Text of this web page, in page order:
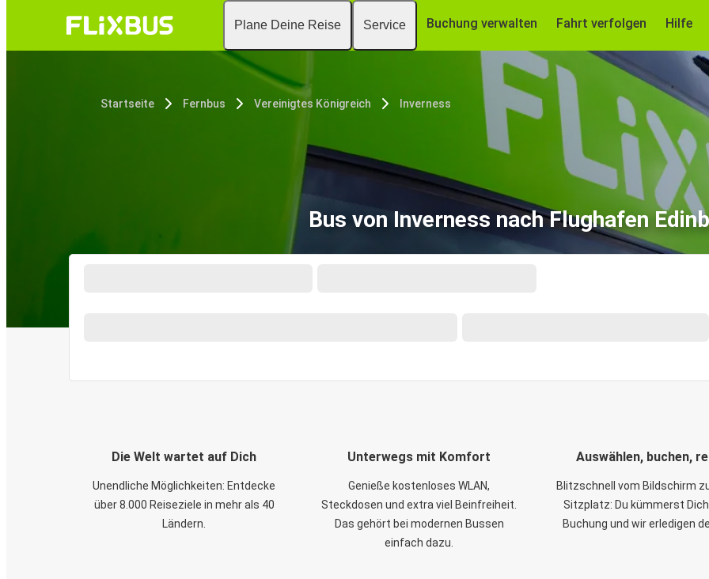
Plane Deine Reise Service Buchung verwalten Fahrt verfolgen Hilfe
Startseite Fernbus Vereinigtes Königreich Inverness
Bus von Inverness nach Flughafen
Die Welt wartet auf Dich
Unendliche Möglichkeiten: Entdecke
über 8.000 Reiseziele in mehr als 40
Ländern.
Unterwegs mit Komfort
Genieße kostenloses WLAN,
Steckdosen und extra viel Beinfreiheit.
Das gehört bei modernen Bussen
einfach dazu.
Auswählen, buchen,
Blitzschnell vom Bildschirm
Sitzplatz: Du kümmerst
Buchung und wir erledigen